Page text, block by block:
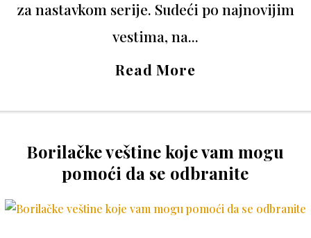
za nastavkom serije. Sudeći po najnovijim
vestima, na...
Read More
Borilačke veštine koje vam mogu
pomoći da se odbranite